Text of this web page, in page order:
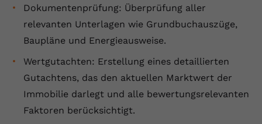
Dokumentenprüfung: Überprüfung aller
relevanten Unterlagen wie Grundbuchauszüge,
Baupläne und Energieausweise.
Wertgutachten: Erstellung eines detaillierten
Gutachtens, das den aktuellen Marktwert der
Immobilie darlegt und alle bewertungsrelevanten
Faktoren berücksichtigt.
Laufzeit Session
Zweck
Dieser von YouTube gesetzte Cookie
registriert eine eindeutige ID, um
Daten darüber zu speichern, welche
Videos von YouTube der Nutzer
gesehen hat.